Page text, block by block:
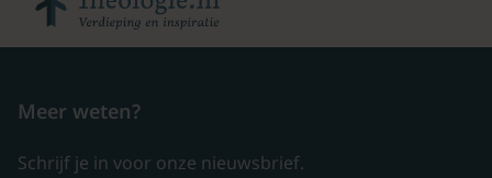
Meer weten?
Schrijf je in voor onze nieuwsbrief.